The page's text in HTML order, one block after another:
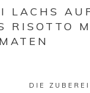
LACHS
RISOTTO
DIE